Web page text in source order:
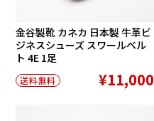
金谷製靴 カネカ 日本製 牛革ビ
ジネスシューズ スワールベル
ト 4E 1足
送料無料 ¥11,000